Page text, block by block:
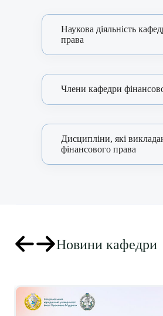
Наукова діяльність
права
Члени кафедри
Дисципліни, які
фінансового права
Новини кафедри